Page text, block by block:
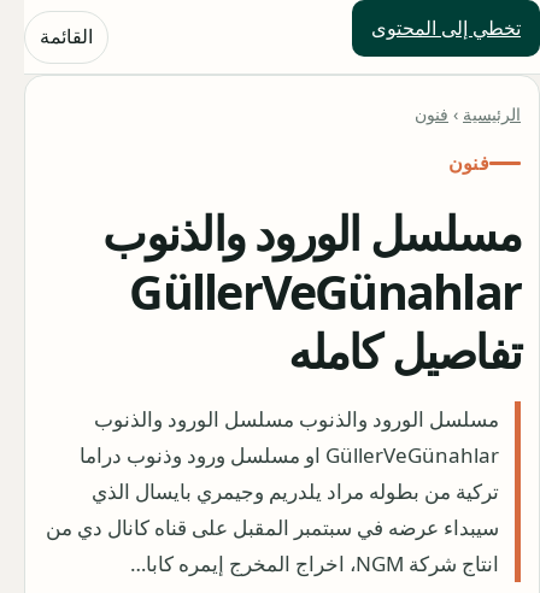
تخطي إلى المحتوى
حلول العالم القائمة
الرئيسية › فنون
فنون
مسلسل الورود والذنوب
GüllerVeGünahlar
تفاصيل كامله
مسلسل الورود والذنوب مسلسل الورود والذنوب
GüllerVeGünahlar او مسلسل ورود وذنوب دراما
تركية من بطوله مراد يلدريم وجيمري بايسال الذي
سيبداء عرضه في سبتمبر المقبل على قناه كانال دي من
انتاج شركة NGM، اخراج المخرج إيمره كابا…